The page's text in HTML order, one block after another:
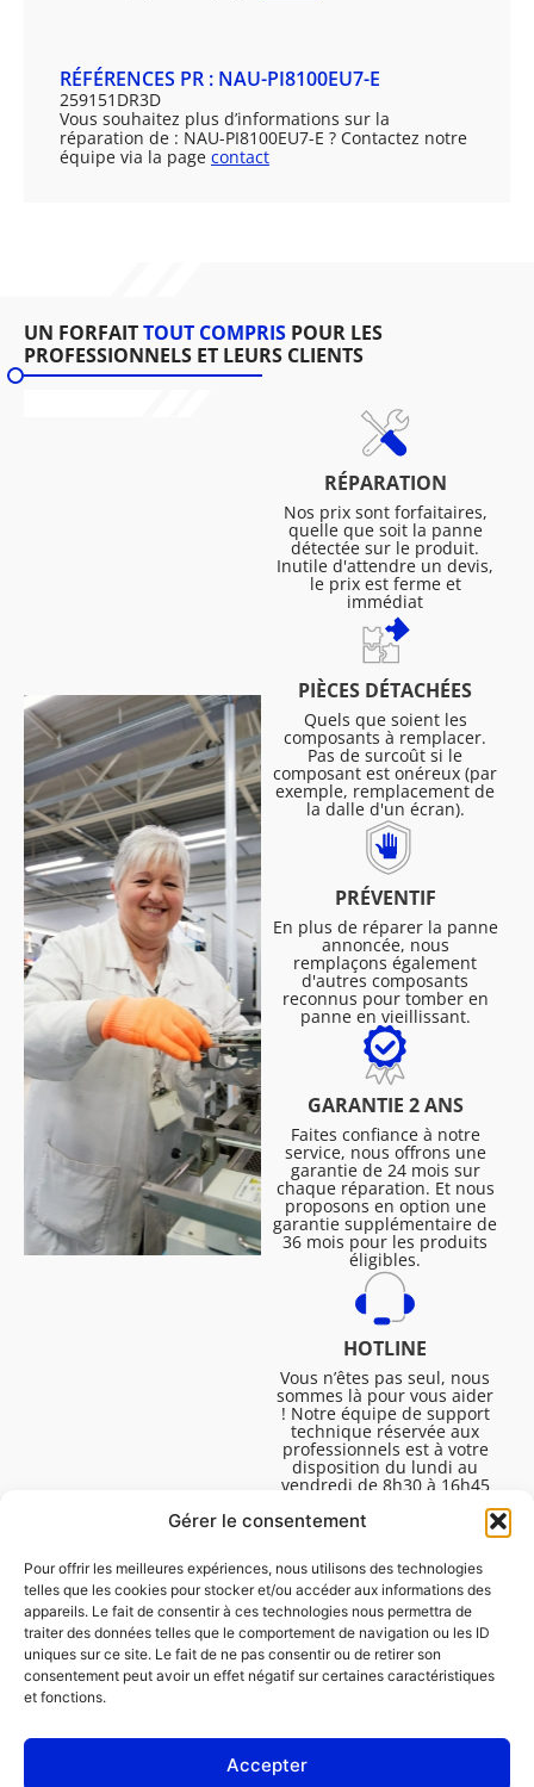
Gérer le consentement
Pour offrir les meilleures expériences, nous utilisons des technologies
telles que les cookies pour stocker et/ou accéder aux informations des
appareils. Le fait de consentir à ces technologies nous permettra de
traiter des données telles que le comportement de navigation ou les ID
uniques sur ce site. Le fait de ne pas consentir ou de retirer son
consentement peut avoir un effet négatif sur certaines caractéristiques
et fonctions.
Accepter
RÉFÉRENCES PR : NAU-PI8100EU7-E
259151DR3D
Vous souhaitez plus d’informations sur la
réparation de : NAU-PI8100EU7-E ? Contactez notre
équipe via la page contact
UN FORFAITTOUT COMPRIS POUR LES
PROFESSIONNELS ET LEURS CLIENTS
RÉPARATION
Nos prix sont forfaitaires,
quelle que soit la panne
détectée sur le produit.
Inutile d'attendre un devis,
le prix est ferme et
immédiat
PIÈCES DÉTACHÉES
Quels que soient les
composants à remplacer.
Pas de surcoût si le
composant est onéreux (par
exemple, remplacement de
la dalle d'un écran).
PRÉVENTIF
En plus de réparer la panne
annoncée, nous
remplaçons également
d'autres composants
reconnus pour tomber en
panne en vieillissant.
GARANTIE 2 ANS
Faites confiance à notre
service, nous offrons une
garantie de 24 mois sur
chaque réparation. Et nous
proposons en option une
garantie supplémentaire de
36 mois pour les produits
éligibles.
HOTLINE
Vous n’êtes pas seul, nous
sommes là pour vous aider
! Notre équipe de support
technique réservée aux
professionnels est à votre
disposition du lundi au
vendredi de 8h30 à 16h45
pour vous aider à résoudre
toutes vos questions